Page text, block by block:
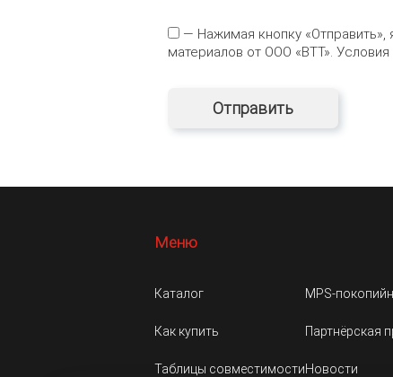
— Нажимая кнопку
материалов от ООО «ВТТ».
Меню
Каталог
Как купить
Таблицы совместимости
MPS-
Партнёрская
Новости